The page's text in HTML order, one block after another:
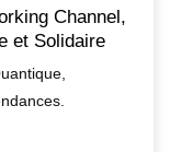
Channel,
et Solidaire